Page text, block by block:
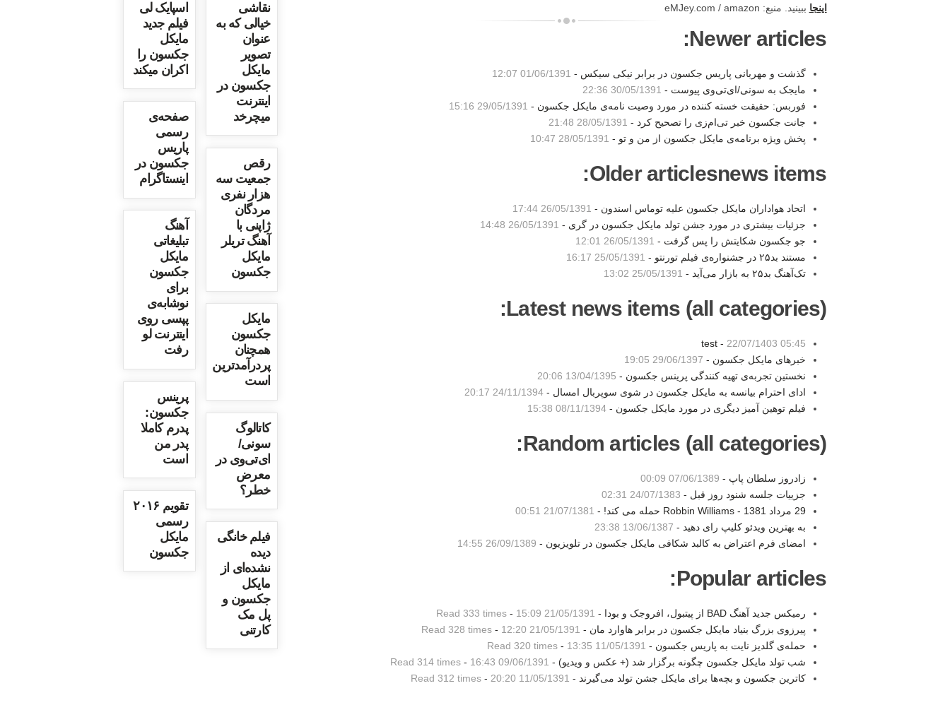
اینجا ببینید. منبع: eMJey.com / amazon
Newer articles:
گذشت و مهربانی پاریس جکسون در برابر نیکی سیکس - 01/06/1391 12:07
مایجک به سونی/ای‌تی‌وی پیوست - 30/05/1391 22:36
فوربس: حقیقت خسته کننده در مورد وصیت نامه‌ی مایکل جکسون - 29/05/1391 15:16
جانت جکسون خبر تی‌ام‌زی را تصحیح کرد - 28/05/1391 21:48
پخش ویژه برنامه‌ی مایکل جکسون از من و تو - 28/05/1391 10:47
Older articlesnews items:
اتحاد هواداران مایکل جکسون علیه توماس اسندون - 26/05/1391 17:44
جزئیات بیشتری در مورد جشن تولد مایکل جکسون در گری - 26/05/1391 14:48
جو جکسون شکایتش را پس گرفت - 26/05/1391 12:01
مستند بد۲۵ در جشنواره‌ی فیلم تورنتو -
25/05/1391 16:17
تک‌آهنگ بد۲۵ به بازار می‌آید -
25/05/1391 13:02
Latest news items (all categories):
test - 22/07/1403 05:45
خبرهای مایکل جکسون - 29/06/1397 19:05
نخستین تجربه‌ی تهیه کنندگی پرینس جکسون - 13/04/1395 20:06
ادای احترام بیانسه به مایکل جکسون در شوی سوپربال امسال -24/11/1394 20:17
فیلم توهین آمیز دیگری در مورد مایکل جکسون -08/11/1394 15:38
Random articles (all categories):
زادروز سلطان پاپ - 07/06/1389 00:09
جزييات جلسه شنود روز قبل - 24/07/1383 02:31
29 مرداد 1381 - Robbin Williams حمله می کند! -
21/07/1381 00:51
به بهترین ویدئو کلیپ رای دهید - 13/06/1387 23:38
امضای فرم اعتراض به کالبد شکافی مایکل جکسون در تلویزیون - 26/09/1389 14:55
Popular articles:
رمیکس جدید آهنگ BAD از پیتبول، افروجک و بودا - 21/05/1391 15:09
-
Read 333 times
پیرزوی بزرگ بنیاد مایکل جکسون در برابر هاوارد مان - 21/05/1391 12:20
-
Read 328 times
حمله‌ی گلدیز نایت به پاریس جکسون - 11/05/1391 13:35
-
Read 320 times
شب تولد مایکل جکسون چگونه برگزار شد (+ عکس و ویدیو) - 09/06/1391 16:43
-
Read 314 times
کاترین جکسون و بچه‌ها برای مایکل جشن تولد می‌گیرند - 11/05/1391 20:20
-
Read 312 times
اسپایک لی
فیلم جدید
مایکل
جکسون را
اکران میکند
نقاشی
خیالی که به
عنوان
تصویر
مایکل
جکسون در
اینترنت
میچرخد
صفحه‌ی
رسمی
پاریس
جکسون در
اینستاگرام
رقص
جمعیت سه
هزار نفری
مردگان
ژاپنی با
آهنگ تریلر
مایکل
جکسون
آهنگ
تبلیغاتی
مایکل
جکسون
برای
نوشابه‌ی
پپسی روی
اینترنت لو
رفت
مایکل
جکسون
همچنان
پردرآمدترین
است
پرینس
جکسون:
پدرم کاملا
پدر من
است
کاتالوگ
سونی/
ای‌تی‌وی در
معرض
خطر؟
تقویم ۲۰۱۶
رسمی
مایکل
جکسون
فیلم خانگی
دیده
نشده‌ای از
مایکل
جکسون و
پل مک
کارتنی